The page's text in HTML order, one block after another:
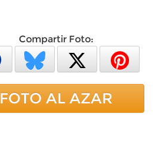
Compartir Foto:
FOTO AL AZAR